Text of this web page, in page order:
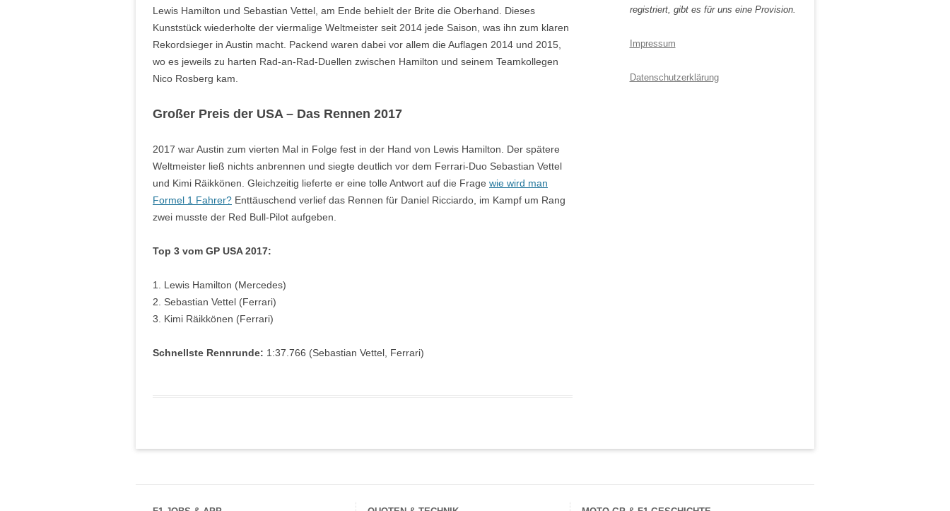
Lewis Hamilton und Sebastian Vettel, am Ende behielt der Brite die Oberhand. Dieses
Kunststück wiederholte der viermalige Weltmeister seit 2014 jede Saison, was ihn zum klaren
Rekordsieger in Austin macht. Packend waren dabei vor allem die Auflagen 2014 und 2015,
wo es jeweils zu harten Rad-an-Rad-Duellen zwischen Hamilton und seinem Teamkollegen
Nico Rosberg kam.
Großer Preis der USA – Das Rennen 2017
2017 war Austin zum vierten Mal in Folge fest in der Hand von Lewis Hamilton. Der spätere
Weltmeister ließ nichts anbrennen und siegte deutlich vor dem Ferrari-Duo Sebastian Vettel
und Kimi Räikkönen. Gleichzeitig lieferte er eine tolle Antwort auf die Frage wie wird man
Formel 1 Fahrer? Enttäuschend verlief das Rennen für Daniel Ricciardo, im Kampf um Rang
zwei musste der Red Bull-Pilot aufgeben.
Top 3 vom GP USA 2017:
1. Lewis Hamilton (Mercedes)
2. Sebastian Vettel (Ferrari)
3. Kimi Räikkönen (Ferrari)
Schnellste Rennrunde: 1:37.766 (Sebastian Vettel, Ferrari)
registriert, gibt es für uns eine Provision.
Impressum
Datenschutzerklärung